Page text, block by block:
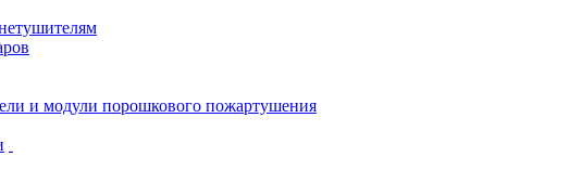
и модули порошкового пожартушения